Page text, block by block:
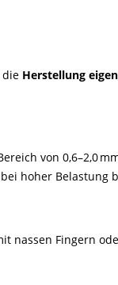
die Herstellung
von 0,6–2,0
hoher Belastung
nassen Fingern